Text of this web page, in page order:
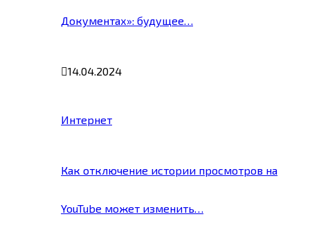
Документах»: будущее…
14.04.2024
Интернет
Как отключение истории просмотров на
YouTube может изменить…